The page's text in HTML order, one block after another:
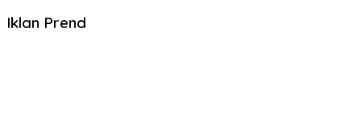
Iklan Prend